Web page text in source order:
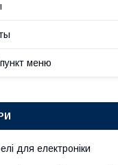
меню
для електроніки